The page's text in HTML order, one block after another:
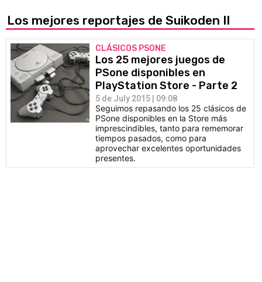
Los mejores reportajes de Suikoden II
CLÁSICOS PSONE
Los 25 mejores juegos de
PSone disponibles en
PlayStation Store - Parte 2
5 de July 2015 | 09:08
Seguimos repasando los 25 clásicos de
PSone disponibles en la Store más
imprescindibles, tanto para rememorar
tiempos pasados, como para
aprovechar excelentes oportunidades
presentes.